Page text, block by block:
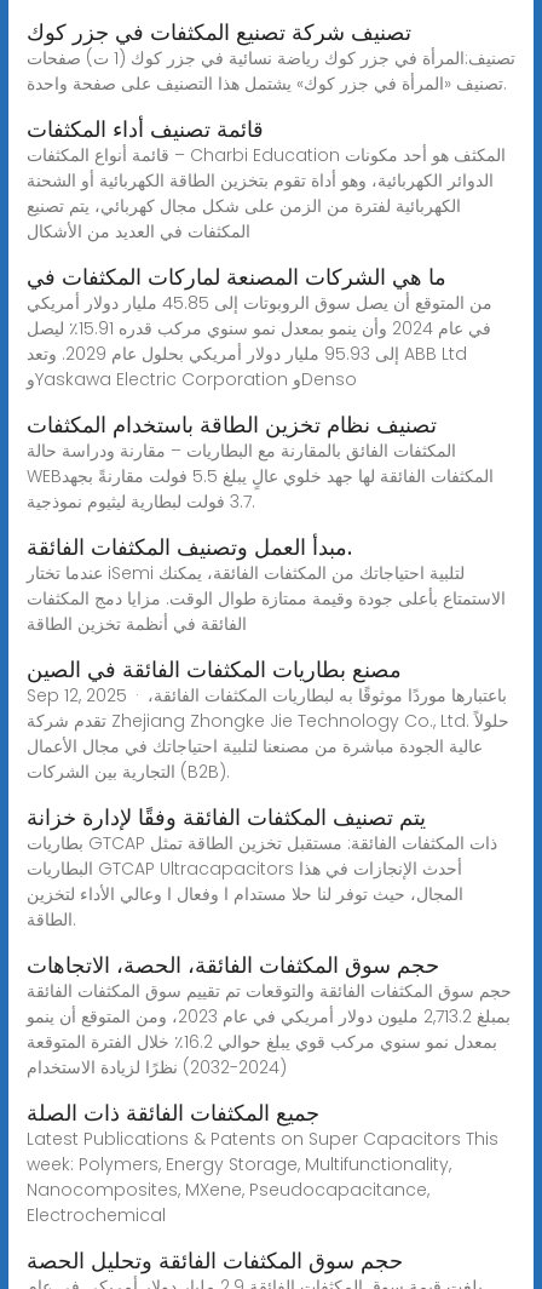
تصنيف شركة تصنيع المكثفات في جزر كوك
تصنيف:المرأة في جزر كوك رياضة نسائية في جزر كوك (1 ت) صفحات
تصنيف «المرأة في جزر كوك» يشتمل هذا التصنيف على صفحة واحدة.
قائمة تصنيف أداء المكثفات
قائمة أنواع المكثفات – Charbi Education المكثف هو أحد مكونات
الدوائر الكهربائية، وهو أداة تقوم بتخزين الطاقة الكهربائية أو الشحنة
الكهربائية لفترة من الزمن على شكل مجال كهربائي، يتم تصنيع
المكثفات في العديد من الأشكال
ما هي الشركات المصنعة لماركات المكثفات في
من المتوقع أن يصل سوق الروبوتات إلى 45.85 مليار دولار أمريكي
في عام 2024 وأن ينمو بمعدل نمو سنوي مركب قدره 15.91٪ ليصل
إلى 95.93 مليار دولار أمريكي بحلول عام 2029. وتعد ABB Ltd
وYaskawa Electric Corporation وDenso
تصنيف نظام تخزين الطاقة باستخدام المكثفات
المكثفات الفائق بالمقارنة مع البطاريات – مقارنة ودراسة حالة
WEBالمكثفات الفائقة لها جهد خلوي عالٍ يبلغ 5.5 فولت مقارنةً بجهد
3.7 فولت لبطارية ليثيوم نموذجية.
مبدأ العمل وتصنيف المكثفات الفائقة.
عندما تختار iSemi لتلبية احتياجاتك من المكثفات الفائقة، يمكنك
الاستمتاع بأعلى جودة وقيمة ممتازة طوال الوقت. مزايا دمج المكثفات
الفائقة في أنظمة تخزين الطاقة
مصنع بطاريات المكثفات الفائقة في الصين
Sep 12, 2025 · باعتبارها موردًا موثوقًا به لبطاريات المكثفات الفائقة،
تقدم شركة Zhejiang Zhongke Jie Technology Co., Ltd. حلولاً
عالية الجودة مباشرة من مصنعنا لتلبية احتياجاتك في مجال الأعمال
التجارية بين الشركات (B2B).
يتم تصنيف المكثفات الفائقة وفقًا لإدارة خزانة
بطاريات GTCAP ذات المكثفات الفائقة: مستقبل تخزين الطاقة تمثل
البطاريات GTCAP Ultracapacitors أحدث الإنجازات في هذا
المجال، حيث توفر لنا حلا مستدام ا وفعال ا وعالي الأداء لتخزين
الطاقة.
حجم سوق المكثفات الفائقة، الحصة، الاتجاهات
حجم سوق المكثفات الفائقة والتوقعات تم تقييم سوق المكثفات الفائقة
بمبلغ 2,713.2 مليون دولار أمريكي في عام 2023، ومن المتوقع أن ينمو
بمعدل نمو سنوي مركب قوي يبلغ حوالي 16.2٪ خلال الفترة المتوقعة
(2024-2032) نظرًا لزيادة الاستخدام
جميع المكثفات الفائقة ذات الصلة
Latest Publications & Patents on Super Capacitors This
week: Polymers, Energy Storage, Multifunctionality,
Nanocomposites, MXene, Pseudocapacitance,
Electrochemical
حجم سوق المكثفات الفائقة وتحليل الحصة